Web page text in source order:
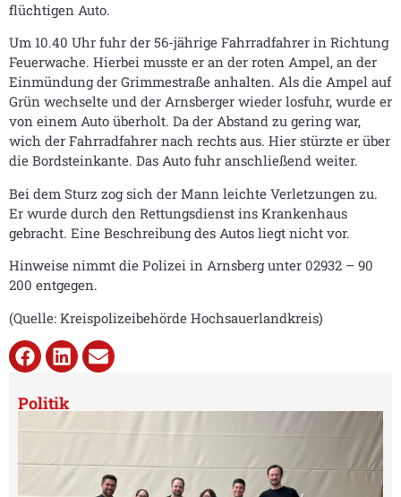
flüchtigen Auto.
Um 10.40 Uhr fuhr der 56-jährige Fahrradfahrer in Richtung
Feuerwache. Hierbei musste er an der roten Ampel, an der
Einmündung der Grimmestraße anhalten. Als die Ampel auf
Grün wechselte und der Arnsberger wieder losfuhr, wurde er
von einem Auto überholt. Da der Abstand zu gering war,
wich der Fahrradfahrer nach rechts aus. Hier stürzte er über
die Bordsteinkante. Das Auto fuhr anschließend weiter.
Bei dem Sturz zog sich der Mann leichte Verletzungen zu.
Er wurde durch den Rettungsdienst ins Krankenhaus
gebracht. Eine Beschreibung des Autos liegt nicht vor.
Hinweise nimmt die Polizei in Arnsberg unter 02932 – 90
200 entgegen.
(Quelle: Kreispolizeibehörde Hochsauerlandkreis)
Politik